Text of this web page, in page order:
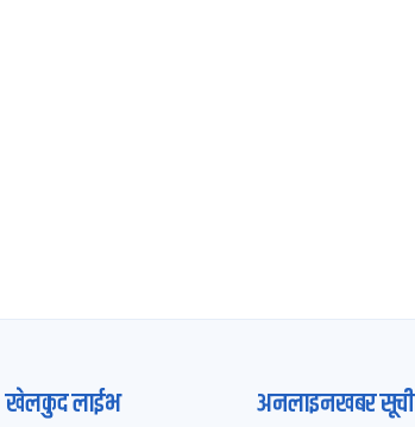
खेलकुद लाईभ अनलाइनखबर सूची